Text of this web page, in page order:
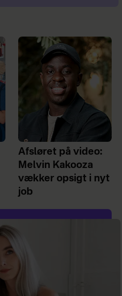
Afsløret på video:
Melvin Kakooza
vækker opsigt i nyt
job